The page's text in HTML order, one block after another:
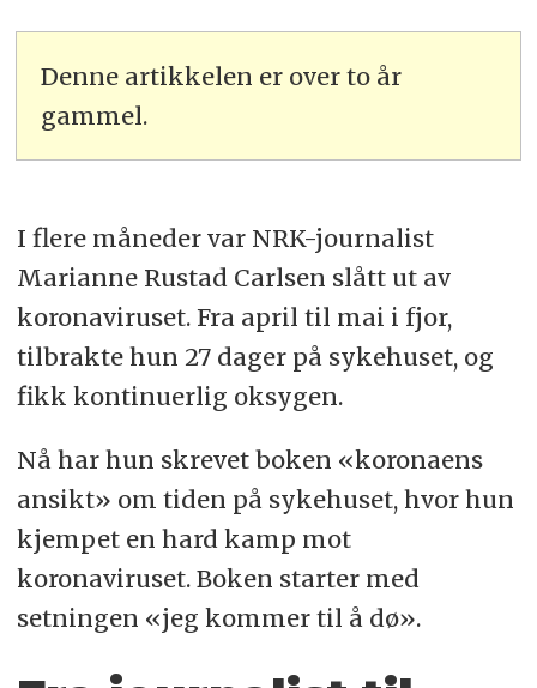
Denne artikkelen er over to år
gammel.
I flere måneder var NRK-journalist
Marianne Rustad Carlsen slått ut av
koronaviruset. Fra april til mai i fjor,
tilbrakte hun 27 dager på sykehuset, og
fikk kontinuerlig oksygen.
Nå har hun skrevet boken «koronaens
ansikt» om tiden på sykehuset, hvor hun
kjempet en hard kamp mot
koronaviruset. Boken starter med
setningen «jeg kommer til å dø».